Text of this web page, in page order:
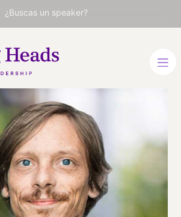
¿Buscas un speaker?
Juan
Bernárdez
Estratega de marcas.
Experto en investigación de
mercados no tradicional.
Fundador & Chief Strategy
Officer de White Rabbit FCB